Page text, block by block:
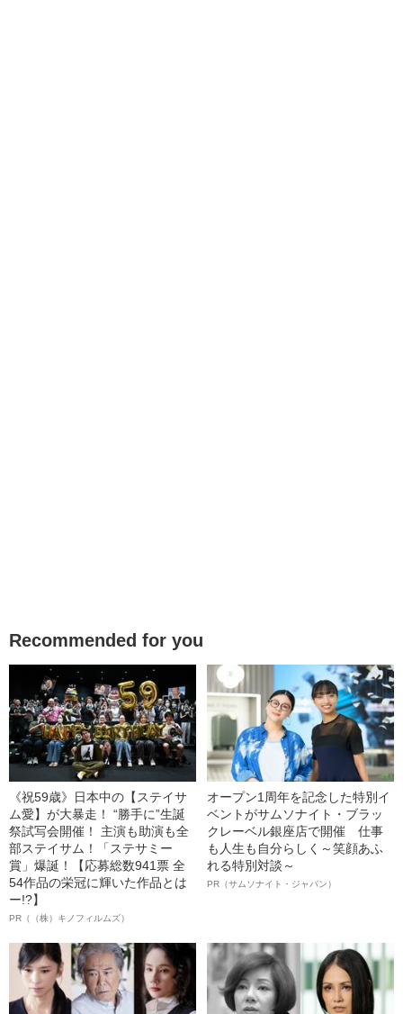
Recommended for you
《祝59歳》日本中の【ステイサ
ム愛】が大暴走！ “勝手に”生誕
祭試写会開催！ 主演も助演も全
部ステイサム！「ステサミー
賞」爆誕！【応募総数941票 全
54作品の栄冠に輝いた作品とは
ー!?】
PR（（株）キノフィルムズ）
オープン1周年を記念した特別イ
ベントがサムソナイト・ブラッ
クレーベル銀座店で開催 仕事
も人生も自分らしく～笑顔あふ
れる特別対談～
PR（サムソナイト・ジャパン）